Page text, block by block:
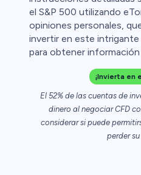
el S&P 500 utilizando
opiniones personales,
invertir en este intrigante
para obtener información
¡Invierta en
El 52% de las cuentas de
dinero al negociar CFD
considerar si puede
perder